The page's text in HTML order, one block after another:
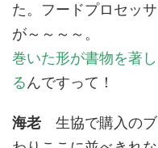
た。フードプロセッ
が～～～～。
巻いた形が書物を著
るんですって！
海老 生協で購入の